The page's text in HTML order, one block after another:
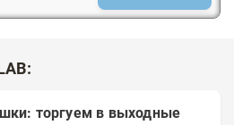
торгуем в выходные